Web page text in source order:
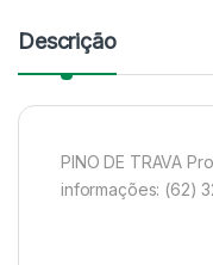
Descrição
PINO DE TRAVA
informações: (62)